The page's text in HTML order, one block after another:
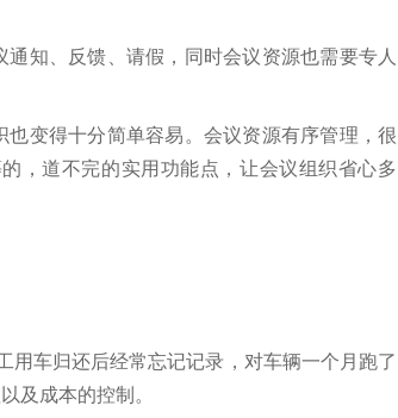
知、反馈、请假，同时会议资源也需要专人
变得十分简单容易。会议资源有序管理，很
，道不完的实用功能点，让会议组织省心多
用车归还后经常忘记记录，对车辆一个月跑了
及成本的控制。